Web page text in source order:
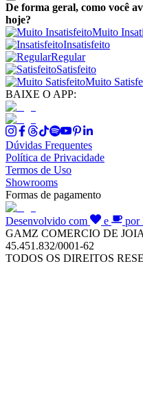
De forma geral, como você
hoje?
Muito
Insatisfeito
Regular
Satisfeito
Muito
BAIXE O APP:
Dúvidas Frequentes
Política de Privacidade
Termos de Uso
Showrooms
Formas de pagamento
Desenvolvido com e
por
GAMZ COMERCIO DE
45.451.832/0001-62
TODOS OS DIREITOS